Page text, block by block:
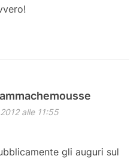
alle 11:55
gli auguri sul